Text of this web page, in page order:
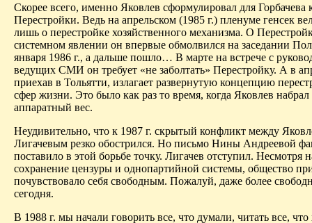
Скорее всего, именно Яковлев сформулировал для
Перестройки. Ведь на апрельском (1985 г.) пленуме генсек
лишь о перестройке хозяйственного механизма. О
системном явлении он впервые обмолвился на заседании
января 1986 г., а дальше пошло… В марте на встрече с
ведущих СМИ он требует «не заболтать» Перестройку. А в
приехав в Тольятти, излагает развернутую концепцию
сфер жизни. Это было как раз то время, когда Яковлев
аппаратный вес.
Неудивительно, что к 1987 г. скрытый конфликт между
Лигачевым резко обострился. Но письмо Нины Андреевой
поставило в этой борьбе точку. Лигачев отступил. Несмотря
сохранение цензуры и однопартийной системы, общество
почувствовало себя свободным. Пожалуй, даже более
сегодня.
В 1988 г. мы начали говорить все, что думали, читать все,